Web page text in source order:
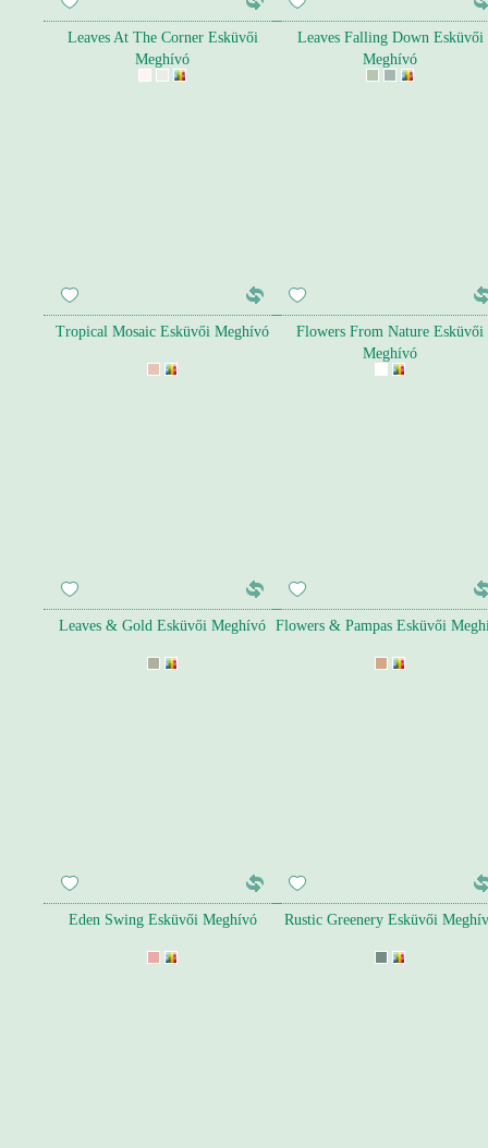
Leaves At The Corner Esküvői
Meghívó
Leaves Falling Down Esküvői
Meghívó
Tropical Mosaic Esküvői Meghívó
Flowers From Nature Esküvői
Meghívó
Leaves & Gold Esküvői Meghívó Flowers & Pampas Esküvői
Eden Swing Esküvői Meghívó Rustic Greenery Esküvői